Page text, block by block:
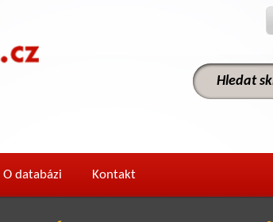
O databázi Kontakt